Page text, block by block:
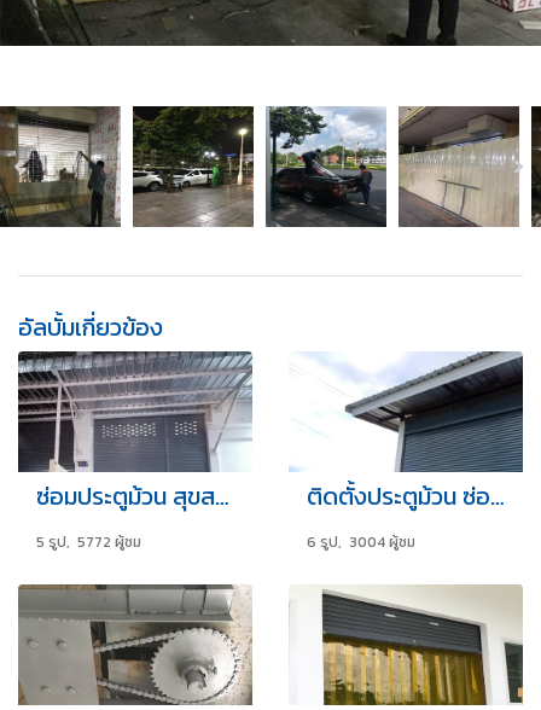
อัลบั้มเกี่ยวข้อง
ซ่อมประตูม้วน สุขสวัสดิ์78 บางจาก พระประแดง
5 รูป, 5772 ผู้ชม
ติดตั้งประตูม้วน ซ่อมประตูม้วน กาญจนบุรี
6 รูป, 3004 ผู้ชม